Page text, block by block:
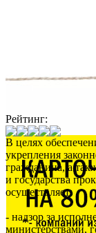
Рейтинг:
В целях
укрепления
гражданина, а
и государства
осуществляет:
​​​- надзор за
министерствами,